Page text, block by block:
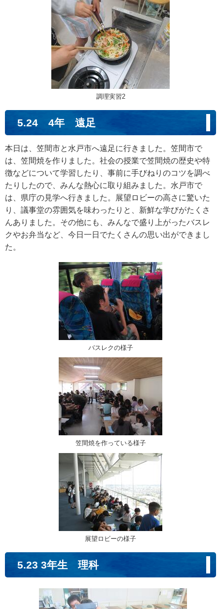
調理実習2
5.24 4年 遠足
本日は、笠間市と水戸市へ遠足に行きました。笠間市で
は、笠間焼を作りました。社会の授業で笠間焼の歴史や特
徴などについて学習したり、事前に手びねりのコツを調べ
たりしたので、みんな熱心に取り組みました。水戸市で
は、県庁の見学へ行きました。展望ロビーの高さに驚いた
り、議事堂の雰囲気を味わったりと、新鮮な学びがたくさ
んありました。その他にも、みんなで盛り上がったバスレ
クやお弁当など、今日一日でたくさんの思い出ができまし
た。
バスレクの様子
笠間焼を作っている様子
展望ロビーの様子
5.23 3年生 理科